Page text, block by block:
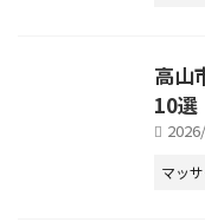
高山
10選
マッ